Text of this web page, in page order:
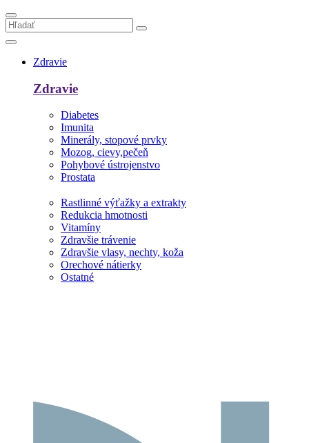
Zdravie
Zdravie
Diabetes
Imunita
Minerály, stopové prvky
Mozog, cievy,pečeň
Pohybové ústrojenstvo
Prostata
Rastlinné výťažky a extrakty
Redukcia hmotnosti
Vitamíny
Zdravšie trávenie
Zdravšie vlasy, nechty, koža
Orechové nátierky
Ostatné